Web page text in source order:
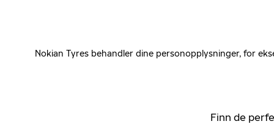
Nokian Tyres behandler dine personopplysninger, for
Finn de